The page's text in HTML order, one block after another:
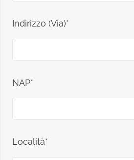
Indirizzo (Via)*
NAP*
Località*